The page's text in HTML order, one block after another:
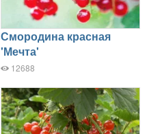
Смородина красная
'Мечта'
12688